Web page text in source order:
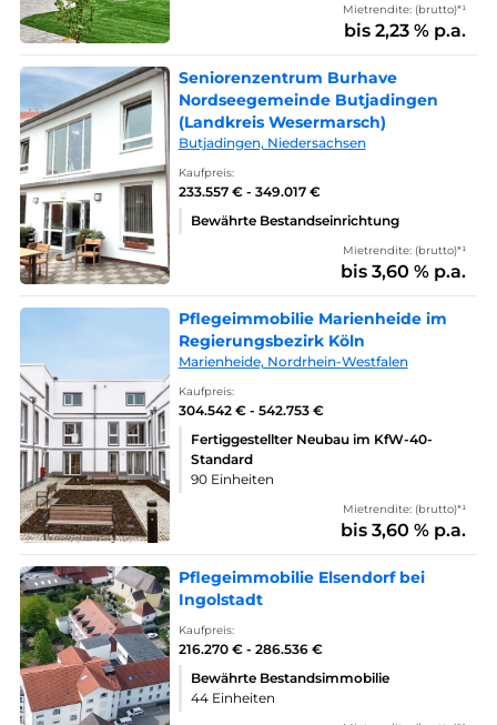
Mietrendite: (brutto)*¹
bis 2,23 % p.a.
Seniorenzentrum Burhave
Nordseegemeinde Butjadingen
(Landkreis Wesermarsch)
Butjadingen, Niedersachsen
Kaufpreis:
233.557 € - 349.017 €
Bewährte Bestandseinrichtung
Mietrendite: (brutto)*¹
bis 3,60 % p.a.
Pflegeimmobilie Marienheide im
Regierungsbezirk Köln
Marienheide, Nordrhein-Westfalen
Kaufpreis:
304.542 € - 542.753 €
Fertiggestellter Neubau im KfW-40-
Standard
90 Einheiten
Mietrendite: (brutto)*¹
bis 3,60 % p.a.
Pflegeimmobilie Elsendorf bei
Ingolstadt
Kaufpreis:
216.270 € - 286.536 €
Bewährte Bestandsimmobilie
44 Einheiten